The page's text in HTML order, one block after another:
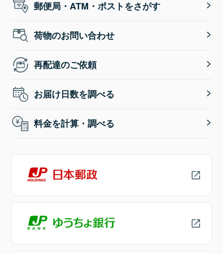
郵便局・ATM・ポストをさがす
荷物のお問い合わせ
再配達のご依頼
お届け日数を調べる
料金を計算・調べる